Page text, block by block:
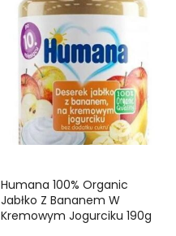
Humana 100% Organic
Jabłko Z Bananem W
Kremowym Jogurciku 190g